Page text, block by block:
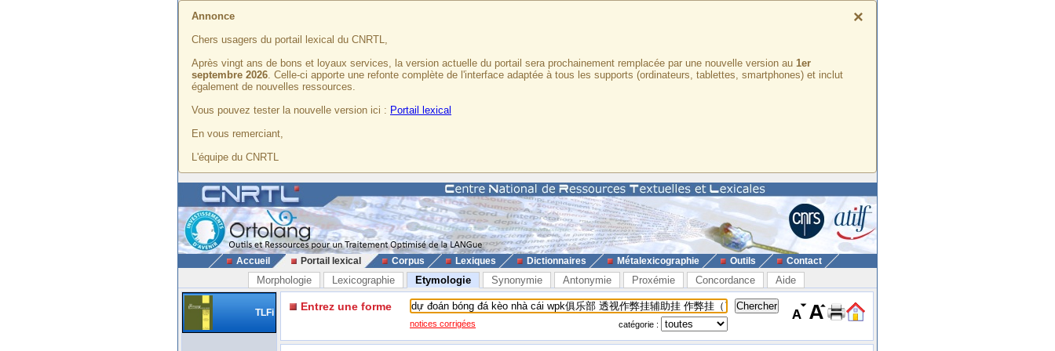
×
Annonce
Chers usagers du portail lexical du CNRTL,
Après vingt ans de bons et loyaux services, la version actuelle du portail sera prochainement remplacée par une nouvelle version au 1er
septembre 2026. Celle-ci apporte une refonte complète de l'interface adaptée à tous les supports (ordinateurs, tablettes, smartphones) et inclut
également de nouvelles ressources.
Vous pouvez tester la nouvelle version ici : Portail lexical
En vous remerciant,
L'équipe du CNRTL
Accueil Portail lexical Corpus Lexiques Dictionnaires Métalexicographie Outils Contact
Morphologie Lexicographie Etymologie Synonymie Antonymie Proxémie Concordance Aide
TLFi Entrez une forme
notices corrigées catégorie :